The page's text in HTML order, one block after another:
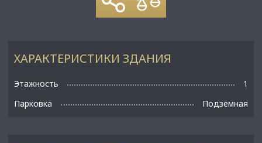
ХАРАКТЕРИСТИКИ ЗДАНИЯ
Этажность
1
Парковка
Подземная